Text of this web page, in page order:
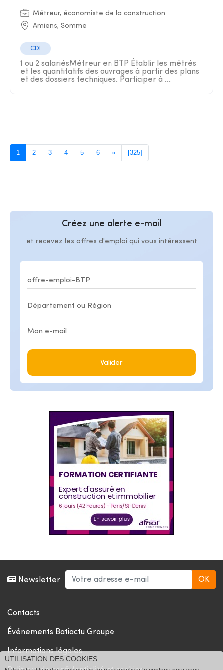
Métreur, économiste de la construction
Amiens, Somme
CDI
1 ou 2 salariésMétreur en BTP Établir les métrés
et les quantitatifs des ouvrages à partir des plans
et des dossiers techniques. Participer à ...
1 2 3 4 5 6 » [325]
Créez une alerte e-mail
et recevez les offres d'emploi qui vous intéressent
Valider
Newsletter
Contacts
Événements Batiactu Groupe
Informations légales
UTILISATION DES COOKIES